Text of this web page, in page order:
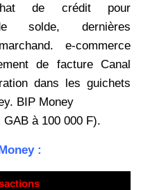
de crédit pour
solde, dernières
e-commerce
de facture Canal
dans les guichets
BIP Money
à 100 000 F).
: